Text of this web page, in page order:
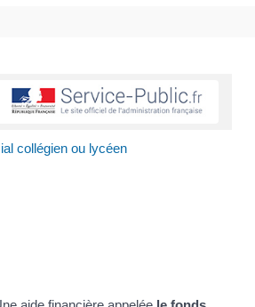
collégien ou lycéen